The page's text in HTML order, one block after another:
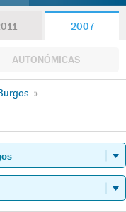
2007
AUTONÓMICAS
»